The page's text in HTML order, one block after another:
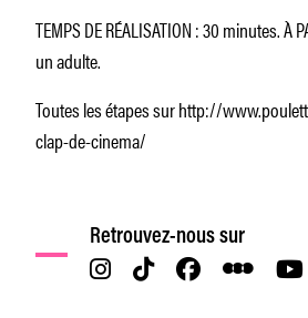
TEMPS DE RÉALISATION : 30 minutes. À
un adulte.
Toutes les étapes sur http://
clap-de-cinema/
Retrouvez-nous sur